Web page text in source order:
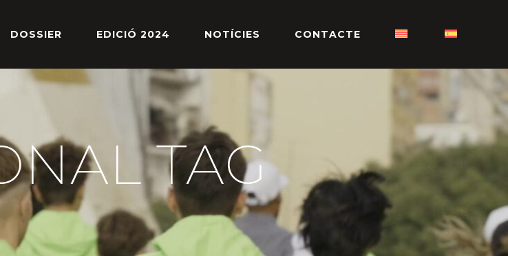
DOSSIER EDICIÓ 2024 NOTÍCIES CONTACTE
TAG